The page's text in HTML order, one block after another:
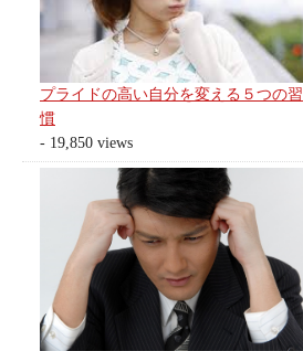
プライドの高い自分を変える５つの習
慣
- 19,850 views